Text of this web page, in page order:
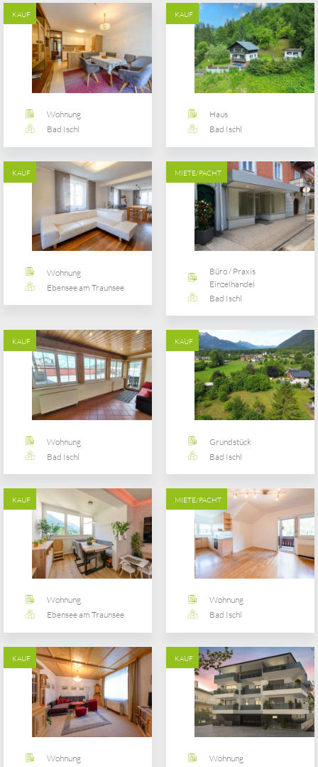
KAUF
Wohnung
Bad Ischl
KAUF
Haus
Bad Ischl
KAUF
Wohnung
Ebensee am Traunsee
MIETE/PACHT
Büro / Praxis
Einzelhandel
Bad Ischl
KAUF
Wohnung
Bad Ischl
KAUF
Grundstück
Bad Ischl
KAUF
Wohnung
Ebensee am Traunsee
MIETE/PACHT
Wohnung
Bad Ischl
KAUF
Wohnung
KAUF
Wohnung